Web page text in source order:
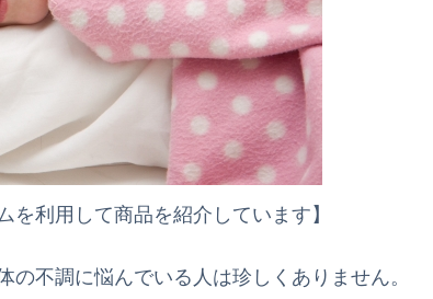
を利用して商品を紹介しています】
不調に悩んでいる人は珍しくありません。